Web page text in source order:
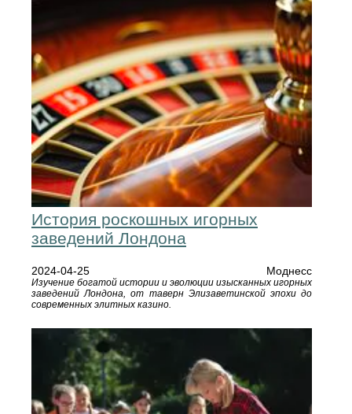
История роскошных игорных
заведений Лондона
2024-04-25 Моднесс
Изучение богатой истории и эволюции изысканных игорных
заведений Лондона, от таверн Элизаветинской эпохи до
современных элитных казино.